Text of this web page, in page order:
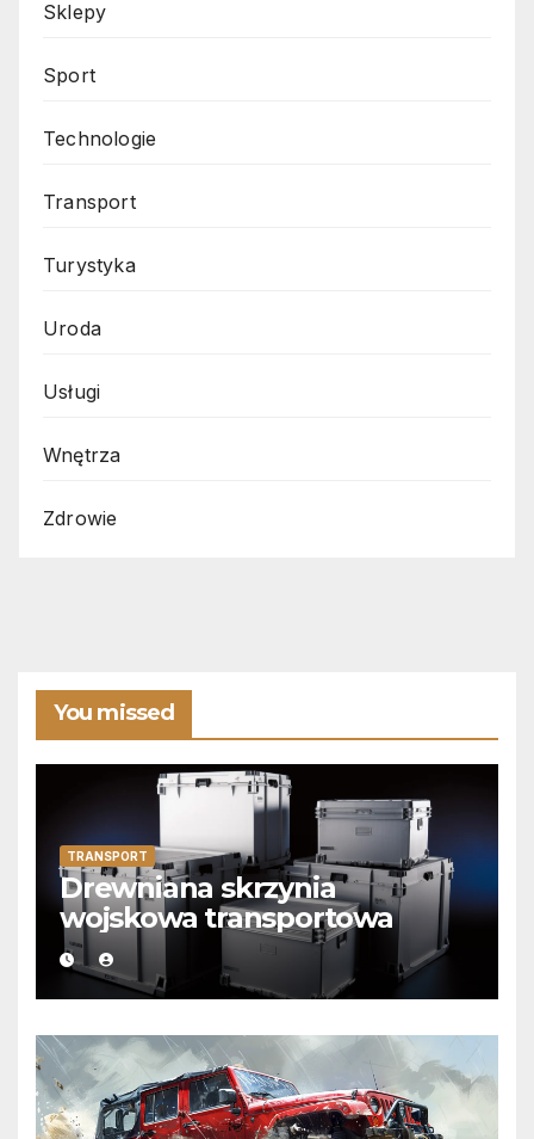
Sklepy
Sport
Technologie
Transport
Turystyka
Uroda
Usługi
Wnętrza
Zdrowie
You missed
TRANSPORT
Drewniana skrzynia
wojskowa transportowa